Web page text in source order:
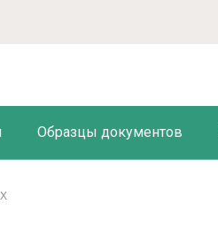
Образцы документов